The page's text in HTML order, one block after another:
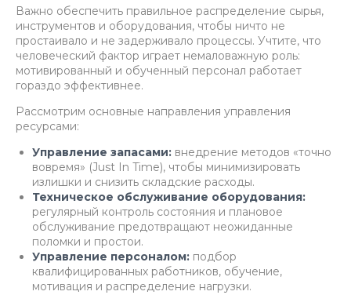
Важно обеспечить правильное распределение сырья,
инструментов и оборудования, чтобы ничто не
простаивало и не задерживало процессы. Учтите, что
человеческий фактор играет немаловажную роль:
мотивированный и обученный персонал работает
гораздо эффективнее.
Рассмотрим основные направления управления
ресурсами:
Управление запасами: внедрение методов «точно
вовремя» (Just In Time), чтобы минимизировать
излишки и снизить складские расходы.
Техническое обслуживание оборудования:
регулярный контроль состояния и плановое
обслуживание предотвращают неожиданные
поломки и простои.
Управление персоналом: подбор
квалифицированных работников, обучение,
мотивация и распределение нагрузки.